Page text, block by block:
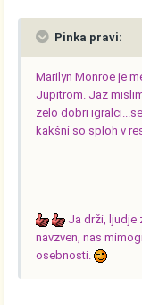
Pinka pravi:
Marilyn Monroe je
Jupitrom. Jaz
zelo dobri
kakšni so sploh v
Ja drži, ljudje
navzven, nas
osebnosti.